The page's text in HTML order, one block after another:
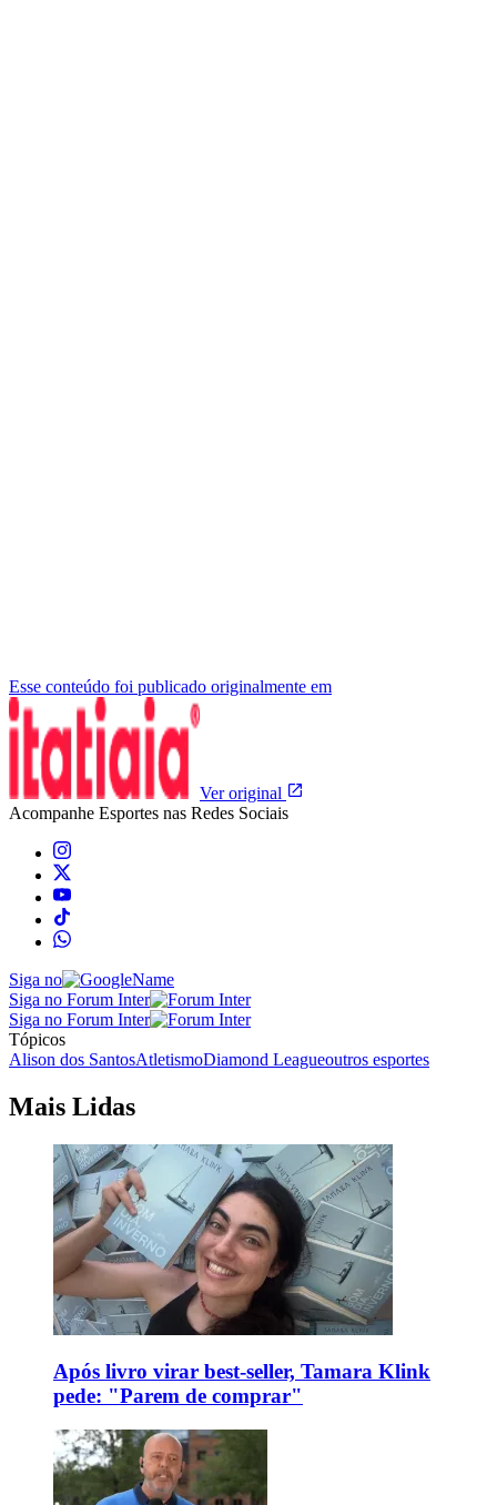
Esse conteúdo foi publicado originalmente em
Ver original
Acompanhe Esportes nas Redes Sociais
Siga no
Siga no Forum Inter
Siga no Forum Inter
Tópicos
Alison dos SantosAtletismoDiamond Leagueoutros esportes
Mais Lidas
Após livro virar best-seller, Tamara Klink
pede: "Parem de comprar"